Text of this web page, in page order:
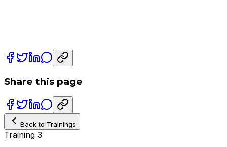
Share this page
Back to Trainings
Training 3